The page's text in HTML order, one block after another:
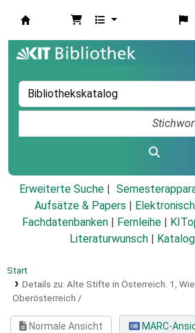
Erweiterte Suche
Aufsätze & Papers
Fachdatenbanken
Fernleihe
Literaturwunsch
Start
Details zu: Alte Stifte in Österreich. 1,
Oberösterreich /
Normale Ansicht
MARC-